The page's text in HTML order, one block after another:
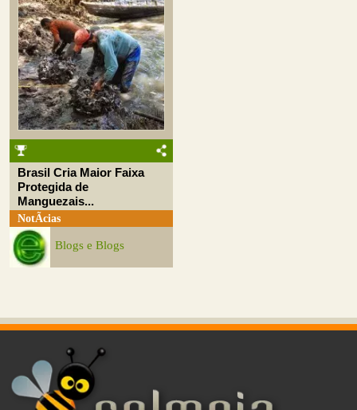
Brasil Cria Maior Faixa
Protegida de
Manguezais...
NotÃ­cias
Blogs e Blogs